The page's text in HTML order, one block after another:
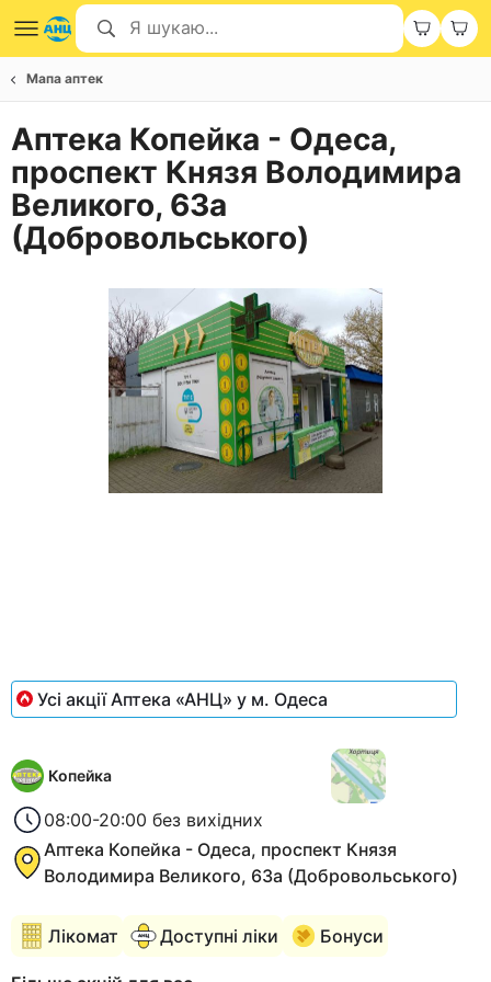
Мапа аптек
Аптека Копейка - Одеса,
проспект Князя Володимира
Великого, 63а
(Добровольського)
Усі акції Аптека «АНЦ» у м. Одеса
Копейка
08:00-20:00 без вихідних
Аптека Копейка - Одеса, проспект Князя
Володимира Великого, 63а (Добровольського)
Лікомат Доступні ліки Бонуси